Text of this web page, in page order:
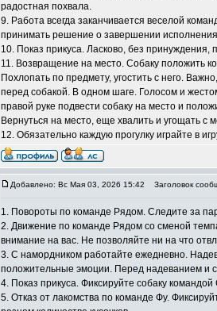
радостная похвала.
9. Работа всегда заканчивается веселой
принимать решение о завершении
10. Показ прикуса. Ласково, без принуждения,
11. Возвращение на место. Собаку положить
Похлопать по предмету, угостить с него.
перед собакой. В одном шаге. Голосом и
правой руке подвести собаку на место и
Вернуться на место, еще хвалить и угощать с
12. Обязательно каждую прогулку играйте в
Добавлено: Вс Мая 03, 2026 15:42 Заголовок
1. Повороты по команде Рядом. Следите за
2. Движение по команде Рядом со сменой
внимание на вас. Не позволяйте ни на что
3. С намордником работайте ежедневно.
положительные эмоции. Перед надеванием и
4. Показ прикуса. Фиксируйте собаку
5. Отказ от лакомства по команде Фу.